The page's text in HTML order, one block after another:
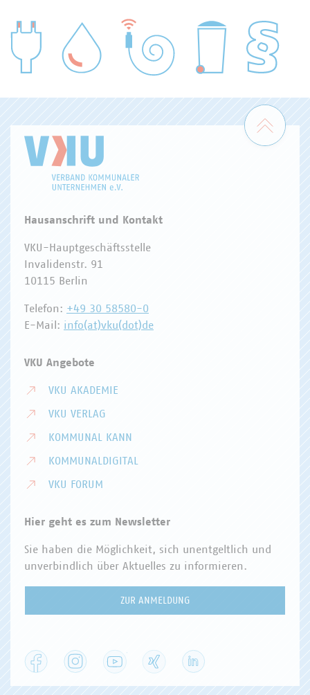
WASSER/ABWASSER
Zum
Hausanschrift und Kontakt
VKU-Hauptgeschäftsstelle
Invalidenstr. 91
10115 Berlin
Telefon: +49 30 58580-0
E-Mail: info(at)vku(dot)de
VKU Angebote
VKU AKADEMIE
VKU VERLAG
KOMMUNAL KANN
KOMMUNALDIGITAL
VKU FORUM
Hier geht es zum Newsletter
Sie haben die Möglichkeit, sich unentgeltlich und
unverbindlich über Aktuelles zu informieren.
ZUR ANMELDUNG
Facebook Instagram YouTube